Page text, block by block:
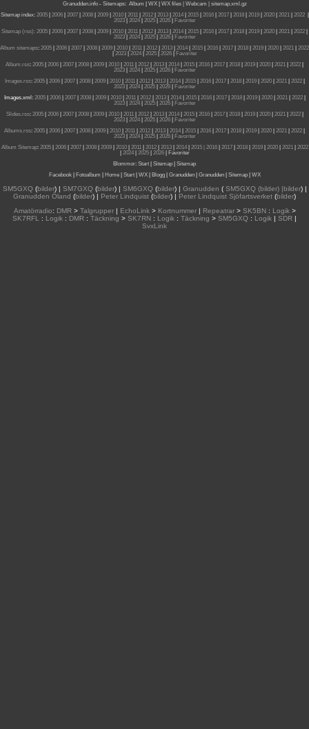
Granudden.info- Sitemaps: Album WX WX files | Webcam |
sitemap.xml.gz
Sitemap index: 2005| 2006| 2007| 2008| 2009| 2010| 2011| 2012| 2013| 2014| 2015| 2016| 2017| 2018| 2019| 2020| 2021| 2022|
2023| 2024| 2025| 2026|
Favoriter
Sitemap (rss): 2005 2006 2007 2008 2009 2010 2011 2012 2013 2014 2015 2016 2017 2018 2019 2020 2021 2022
2023| 2024| 2025| 2026|
Favoriter
Album sitemaps: 2005 2006 2007 2008 2009 2010 2011 2012 2013 2014 2015 2016 2017 2018 2019 2020 2021
2022
2023| 2024| 2025| 2026|
Favoriter
Album.rss: 2005 2006 2007 2008 2009 2010 2011 2012 2013 2014 2015 2016 2017 2018 2019 2020 2021 2022
2023| 2024| 2025| 2026|
Favoriter
Images.rss: 2005| 2006| 2007| 2008| 2009| 2010| 2011| 2012| 2013| 2014| 2015| 2016| 2017| 2018| 2019| 2020| 2021| 2022|
2023| 2024| 2025| 2026|
Favoriter
Images.xml: 2005| 2006| 2007| 2008| 2009| 2010| 2011| 2012| 2013| 2014| 2015| 2016| 2017| 2018| 2019| 2020| 2021| 2022|
2023| 2024| 2025| 2026|
Favoriter
Slides.rss: 2005| 2006| 2007| 2008| 2009| 2010| 2011| 2012| 2013| 2014| 2015| 2016| 2017| 2018| 2019| 2020| 2021| 2022|
2023| 2024| 2025| 2026|
Favoriter
Albums.rss: 2005 2006 2007 2008 2009 2010 2011 2012 2013 2014 2015 2016 2017 2018 2019 2020 2021 2022
2023| 2024| 2025| 2026|
Favoriter
Album Sitemap: 2005| 2006| 2007| 2008| 2009| 2010| 2011| 2012| 2013| 2014| 2015 | 2016| 2017| 2018| 2019| 2020| 2021| 2022
2024| 2025| 2026|
Favoriter
Blommor: Start Sitemap
Sitemap
Facebook| Fotoalbum Home| Start| WX| Blogg| Granudden| Granudden| Sitemap| WX
SM5GXQ(bilder) | SM7GXQ(bilder) | SM6GXQ(bilder) | Granudden (SM5GXQ (bilder) |bilder) |
Granudden Öland (bilder) | Peter Lindquist (bilder) | Peter Lindquist Sjöfartsverket (bilder)
Amatörradio: DMR> Talgrupper| EchoLink> Kortnummer| Repeatrar> SK5BN: Logik>
SK7RFL
: Logik : DMR : Täckning > SK7RN : Logik : Täckning > SM5GXQ : Logik | SDR |
SvxLink